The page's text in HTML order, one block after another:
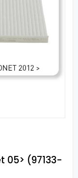
05> (97133-